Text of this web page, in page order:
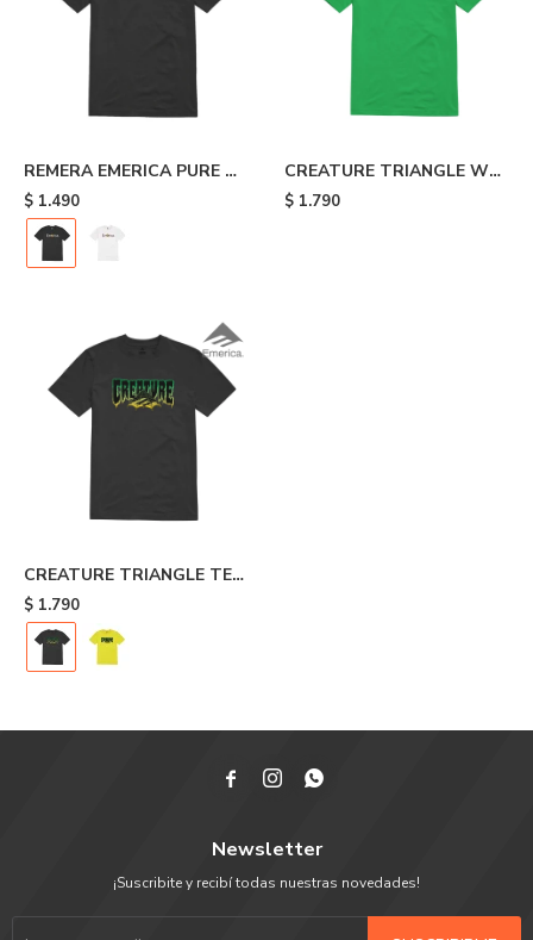
REMERA EMERICA PURE OJ
- Black
$ 1.490
CREATURE TRIANGLE WEB
TEE - Green
$ 1.790
CREATURE TRIANGLE TEE
- Black
$ 1.790
  
Newsletter
¡Suscribite y recibí todas nuestras novedades!